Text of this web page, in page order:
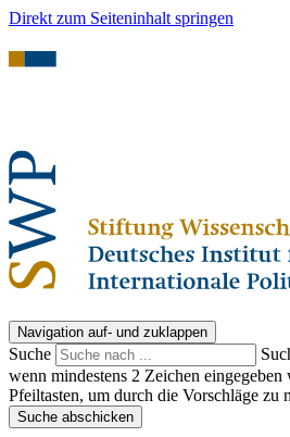
Direkt zum Seiteninhalt springen
Navigation auf- und zuklappen
Suche
wenn mindestens 2 Zeichen
Pfeiltasten, um durch die Vorschläge zu
Suche abschicken